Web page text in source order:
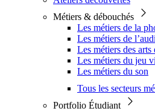
Métiers & débouchés
Les métiers de la
Les métiers de
Les métiers des arts
Les métiers du jeu
Les métiers du son
Tous les secteurs
Portfolio Étudiant